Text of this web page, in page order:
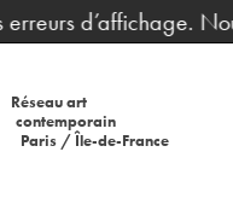
d’affichage.
Réseau art
contemporain
Paris / Île-de-France